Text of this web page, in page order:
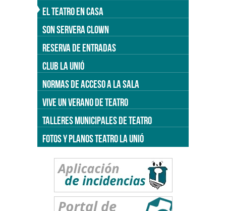
EL TEATRO EN CASA
SON SERVERA CLOWN
RESERVA DE ENTRADAS
CLUB LA UNIÓ
NORMAS DE ACCESO A LA SALA
VIVE UN VERANO DE TEATRO
TALLERES MUNICIPALES DE TEATRO
FOTOS Y PLANOS TEATRO LA UNIÓ